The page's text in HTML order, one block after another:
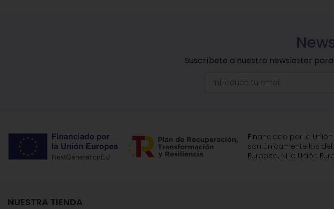
Suscríbete a nuestro newsletter
Financiado por la
son únicamente los
Europea. Ni la Unión
NUESTRA TIENDA